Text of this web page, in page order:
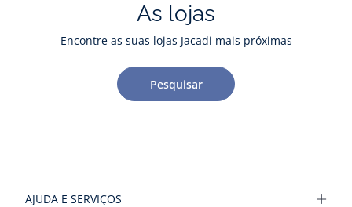
As lojas
Encontre as suas lojas Jacadi mais próximas
Pesquisar
AJUDA E SERVIÇOS